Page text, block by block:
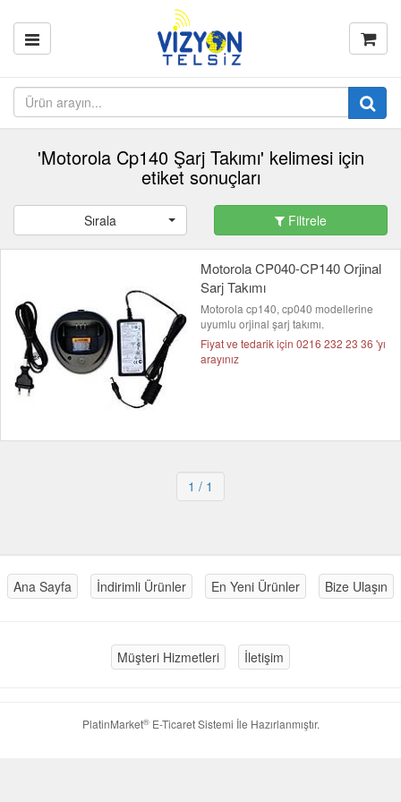
'Motorola Cp140 Şarj Takımı' kelimesi için
etiket sonuçları
Sırala Filtrele
Motorola CP040-CP140 Orjinal
Sarj Takımı
Motorola cp140, cp040 modellerine
uyumlu orjinal şarj takımı.
Fiyat ve tedarik için 0216 232 23 36 'yı
arayınız
1 / 1
Ana Sayfa İndirimli Ürünler En Yeni Ürünler Bize Ulaşın
Müşteri Hizmetleri İletişim
PlatinMarket®E-Ticaret Sistemi İle Hazırlanmıştır.